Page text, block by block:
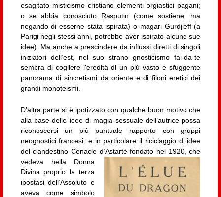
esagitato misticismo cristiano elementi orgiastici pagani;
o se abbia conosciuto Rasputin (come sostiene, ma
negando di esserne stata ispirata) o magari Gurdjieff (a
Parigi negli stessi anni, potrebbe aver ispirato alcune sue
idee). Ma anche a prescindere da influssi diretti di singoli
iniziatori dell’est, nel suo strano gnosticismo fai-da-te
sembra di cogliere l’eredità di un più vasto e sfuggente
panorama di sincretismi da oriente e di filoni eretici dei
grandi monoteismi.
D’altra parte si è ipotizzato con qualche buon motivo che
alla base delle idee di magia sessuale dell’autrice possa
riconoscersi un più puntuale rapporto con gruppi
neognostici francesi: e in particolare il riciclaggio di idee
del clandestino Cenacle d’Astarté fondato nel 1920,che
vedeva nella Donna
Divina proprio la terza
ipostasi dell’Assoluto e
aveva come simbolo